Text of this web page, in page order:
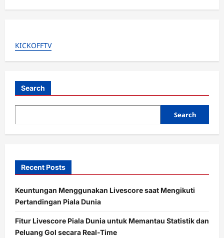
v
g
o
KICKOFFTV
Search
Search
Recent Posts
Keuntungan Menggunakan Livescore saat Mengikuti
Pertandingan Piala Dunia
Fitur Livescore Piala Dunia untuk Memantau Statistik dan
Peluang Gol secara Real-Time